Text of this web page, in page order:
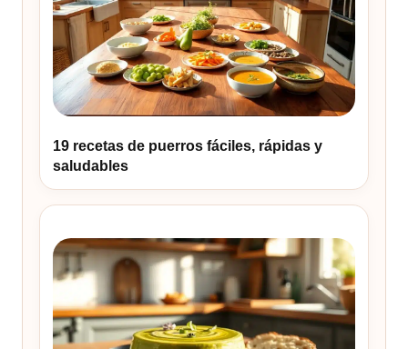
19 recetas de puerros fáciles, rápidas y
saludables